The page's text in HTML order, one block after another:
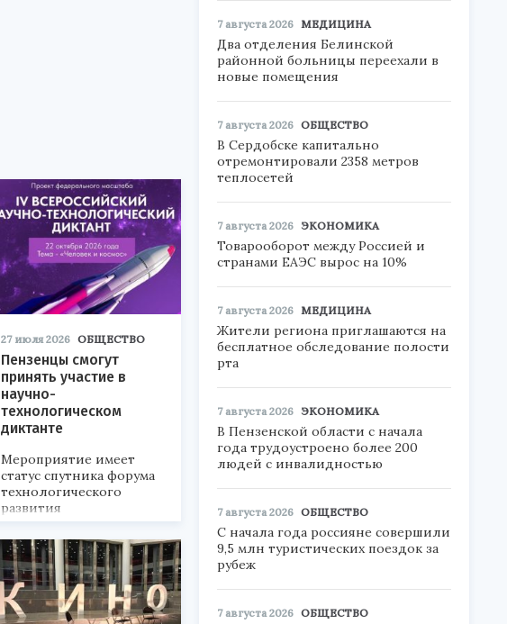
27 июля 2026 ОБЩЕСТВО
Пензенцы смогут
принять участие в
научно-
технологическом
диктанте
Мероприятие имеет
статус спутника форума
технологического
развития
«Технопром-2026».
7 августа 2026 МЕДИЦИНА
Два отделения Белинской
районной больницы переехали в
новые помещения
7 августа 2026 ОБЩЕСТВО
В Сердобске капитально
отремонтировали 2358 метров
теплосетей
7 августа 2026 ЭКОНОМИКА
Товарооборот между Россией и
странами ЕАЭС вырос на 10%
7 августа 2026 МЕДИЦИНА
Жители региона приглашаются на
бесплатное обследование полости
рта
7 августа 2026 ЭКОНОМИКА
В Пензенской области с начала
года трудоустроено более 200
людей с инвалидностью
7 августа 2026 ОБЩЕСТВО
С начала года россияне совершили
9,5 млн туристических поездок за
рубеж
7 августа 2026 ОБЩЕСТВО